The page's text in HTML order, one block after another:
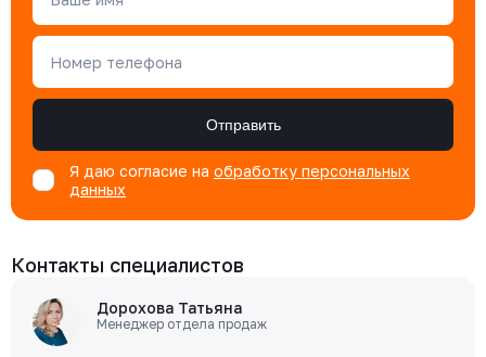
Номер телефона
Отправить
Я даю согласие на обработку персональных
данных
Контакты специалистов
Дорохова Татьяна
Менеджер отдела продаж